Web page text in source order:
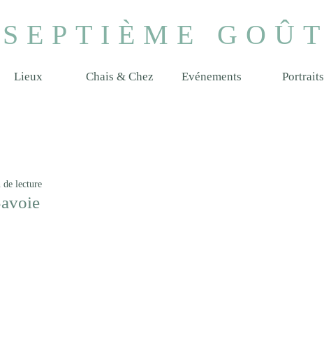
SEPTIÈME GOÛT
Lieux Chais & Chez Evénements Portraits
de lecture